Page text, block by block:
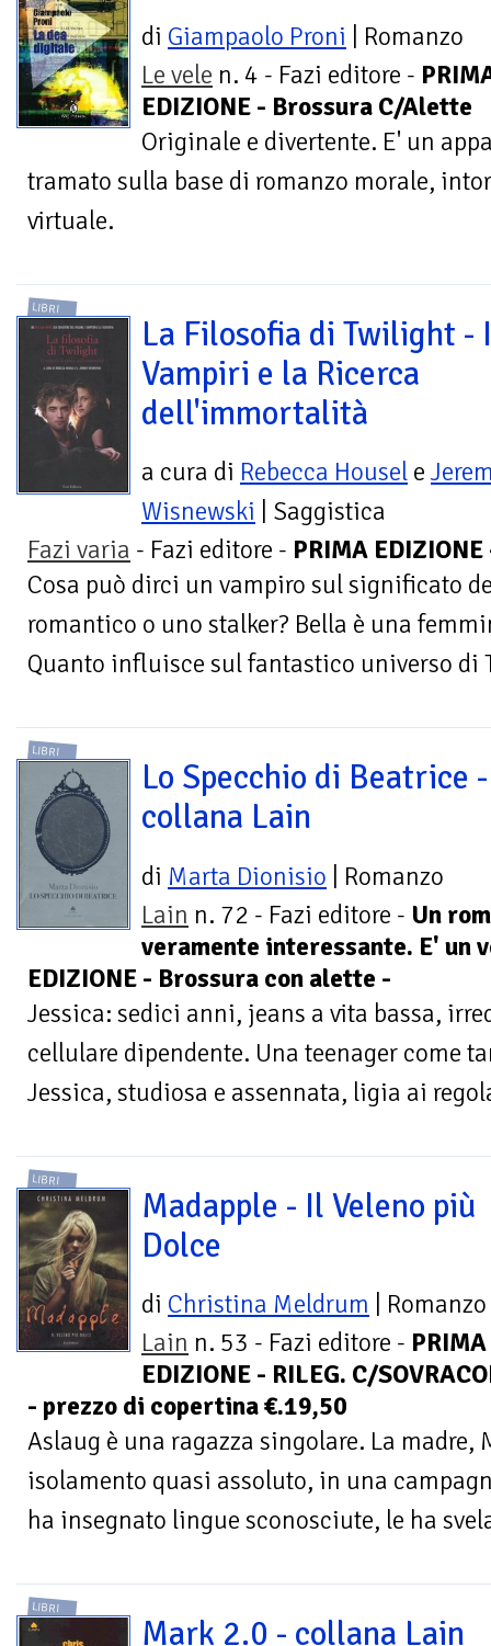
di Giampaolo Proni | Romanzo
Le vele n. 4 - Fazi editore -
EDIZIONE - Brossura C/Alette
Originale e divertente. E' un
tramato sulla base di romanzo morale,
virtuale.
LIBRI
La Filosofia di Twilight - I
Vampiri e la Ricerca
dell'immortalità
a cura di Rebecca Housel e
Wisnewski | Saggistica
Fazi varia - Fazi editore - PRIMA
Cosa può dirci un vampiro sul significato
romantico o uno stalker? Bella è una
Quanto influisce sul fantastico universo di
LIBRI
Lo Specchio di Beatrice -
collana Lain
di Marta Dionisio | Romanzo
Lain n. 72 - Fazi editore - Un
veramente interessante. E' un
EDIZIONE - Brossura con alette -
Jessica: sedici anni, jeans a vita bassa,
cellulare dipendente. Una teenager come
Jessica, studiosa e assennata, ligia ai
LIBRI
Madapple - Il Veleno più
Dolce
di Christina Meldrum | Romanzo
Lain n. 53 - Fazi editore - PRIMA
EDIZIONE - RILEG. C/
- prezzo di copertina €.19,50
Aslaug è una ragazza singolare. La
isolamento quasi assoluto, in una
ha insegnato lingue sconosciute, le ha
LIBRI
Mark 2.0 - collana Lain